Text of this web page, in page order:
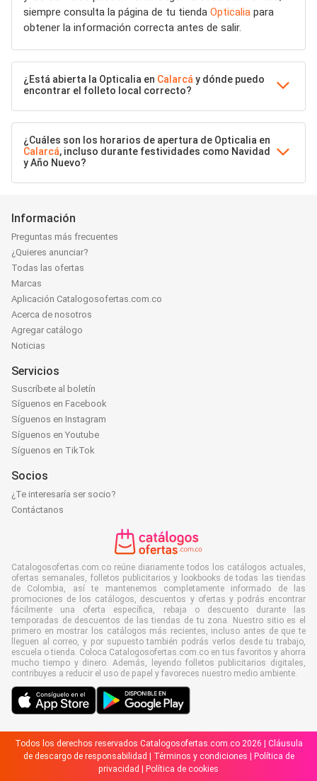
siempre consulta la página de tu tienda Opticalia para
obtener la información correcta antes de salir.
¿Está abierta la Opticalia en Calarcá y dónde puedo
encontrar el folleto local correcto?
¿Cuáles son los horarios de apertura de Opticalia en
Calarcá, incluso durante festividades como Navidad
y Año Nuevo?
Información
Preguntas más frecuentes
¿Quieres anunciar?
Todas las ofertas
Marcas
Aplicación Catalogosofertas.com.co
Acerca de nosotros
Agregar catálogo
Noticias
Servicios
Suscríbete al boletín
Síguenos en Facebook
Síguenos en Instagram
Síguenos en Youtube
Síguenos en TikTok
Socios
¿Te interesaría ser socio?
Contáctanos
Catalogosofertas.com.co reúne diariamente todos los catálogos actuales,
ofertas semanales, folletos publicitarios y lookbooks de todas las tiendas
de Colombia, así te mantenemos completamente informado de las
promociones de los catálogos, descuentos y ofertas y podrás encontrar
fácilmente una oferta específica, rebaja o descuento durante las
temporadas de descuentos de las tiendas de tu zona. Nuestro sitio es el
primero en mostrar los catálogos más recientes, incluso antes de que te
lleguen al correo, y por supuesto también podrás verlos desde tu trabajo,
escuela o tienda. Coloca Catalogosofertas.com.co en tus favoritos y ahorra
mucho tiempo y dinero. Además, leyendo folletos publicitarios digitales,
contribuyes a reducir el uso de papel y favoreces nuestro medio ambiente.
Todos los derechos reservados Catalogosofertas.com.co 2026 | Cláusula
de descargo de responsabilidad
Términos y condiciones
Política de
privacidad
Política de cookies